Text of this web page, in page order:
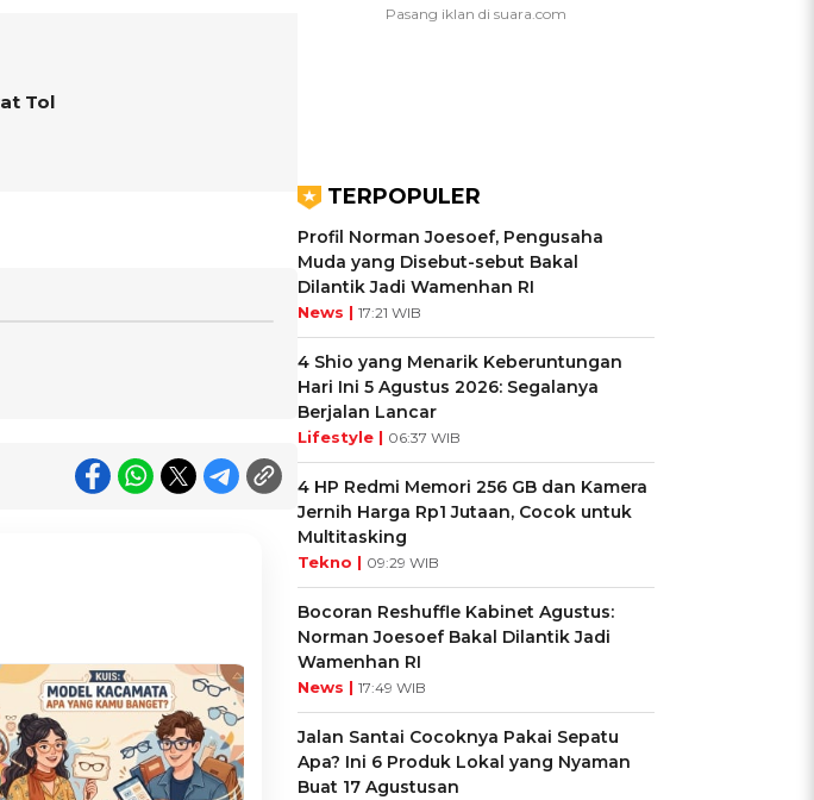
Tol
TERPOPULER
Profil Norman Joesoef, Pengusaha
Muda yang Disebut-sebut Bakal
Dilantik Jadi Wamenhan RI
News | 17:21 WIB
4 Shio yang Menarik Keberuntungan
Hari Ini 5 Agustus 2026: Segalanya
Berjalan Lancar
Lifestyle | 06:37 WIB
4 HP Redmi Memori 256 GB dan Kamera
Jernih Harga Rp1 Jutaan, Cocok untuk
Multitasking
Tekno | 09:29 WIB
Bocoran Reshuffle Kabinet Agustus:
Norman Joesoef Bakal Dilantik Jadi
Wamenhan RI
News | 17:49 WIB
Jalan Santai Cocoknya Pakai Sepatu
Apa? Ini 6 Produk Lokal yang Nyaman
Buat 17 Agustusan